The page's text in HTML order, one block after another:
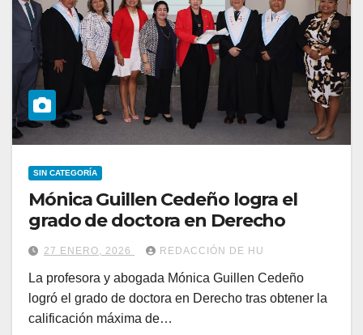
SIN CATEGORÍA
Mónica Guillen Cedeño logra el
grado de doctora en Derecho
27 ENERO, 2026 REDACCIÓN DE HU
La profesora y abogada Mónica Guillen Cedeño
logró el grado de doctora en Derecho tras obtener la
calificación máxima de…